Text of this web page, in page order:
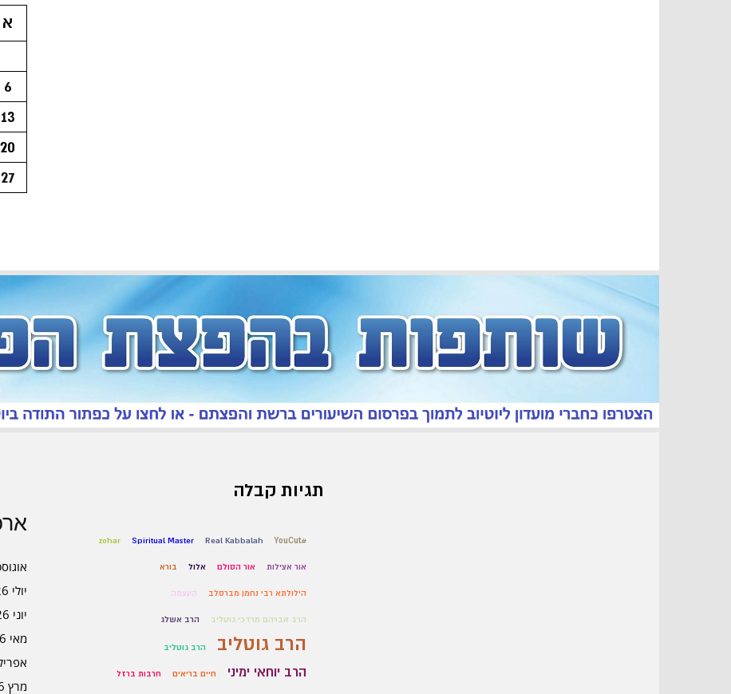
א
6
13
20
27
אוגוסט
יולי 2026
יוני 2026
מאי 2026
אפריל
מרץ 2026
תגיות קבלה
#YouCut
Real Kabbalah
Spiritual Master
zohar
אור אצילות אור הסולם אלול בורא
הילולתא רבי נחמן מברסלב העצמה
הרב אברהם מרדכי גוטליב הרב אשלג
הרב גוטליב הרב גוטליב
הרב יוחאי ימיני חיים בריאים חרבות ברזל